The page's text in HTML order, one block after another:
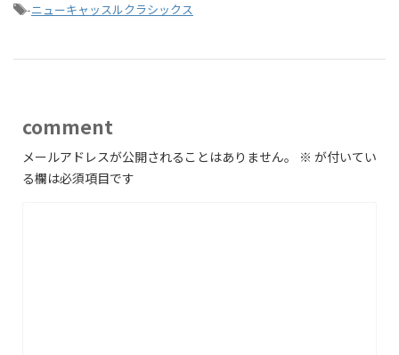
-ニューキャッスルクラシックス
comment
メールアドレスが公開されることはありません。 ※ が付いてい
る欄は必須項目です